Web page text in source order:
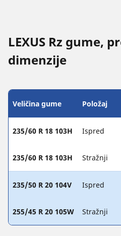
LEXUS Rz gume,
dimenzije
Veličina gume Položaj
235/60 R 18 103H Ispred
235/60 R 18 103H Stražnji
235/50 R 20 104V Ispred
255/45 R 20 105W Stražnji